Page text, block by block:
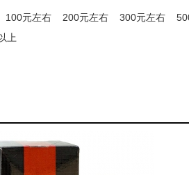
100元左右 200元左右 300元左右
上